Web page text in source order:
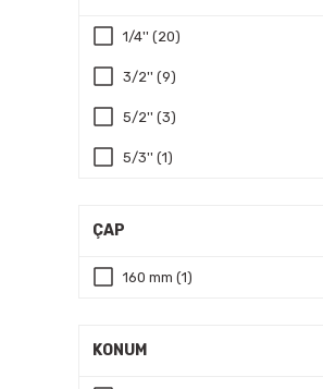
1/4'' (20)
3/2'' (9)
5/2'' (3)
5/3'' (1)
ÇAP
160 mm (1)
KONUM